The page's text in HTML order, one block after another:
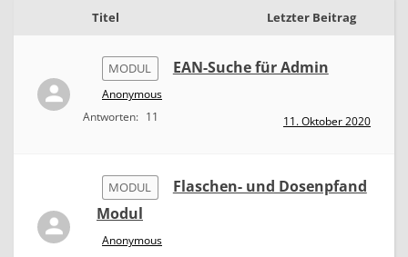
Titel Letzter Beitrag
MODUL EAN-Suche für Admin
Anonymous
Antworten: 11 11. Oktober 2020
MODUL
Flaschen- und Dosenpfand
Modul
Anonymous